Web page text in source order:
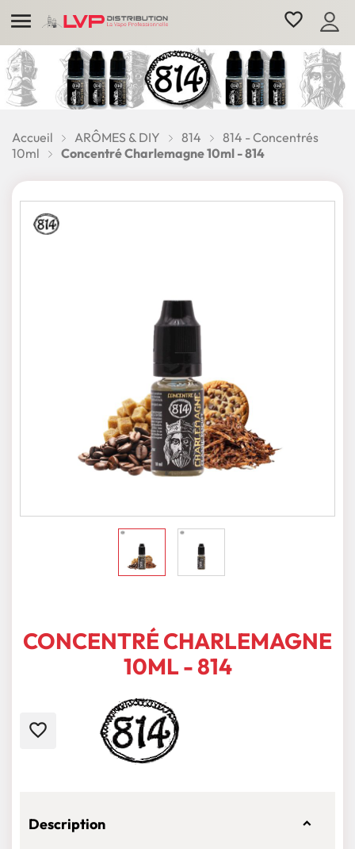
 favorite_border
Accueil ARÔMES & DIY 814
814 - Concentrés
10ml
Concentré Charlemagne 10ml - 814
CONCENTRÉ CHARLEMAGNE
10ML - 814
favorite_border
Description